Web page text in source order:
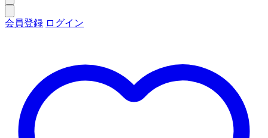
会員登録 ログイン